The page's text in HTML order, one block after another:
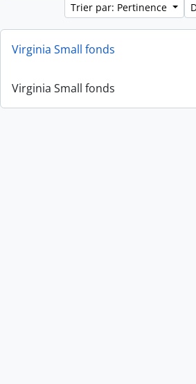
Trier par: Pertinence
Virginia Small fonds
Virginia Small fonds